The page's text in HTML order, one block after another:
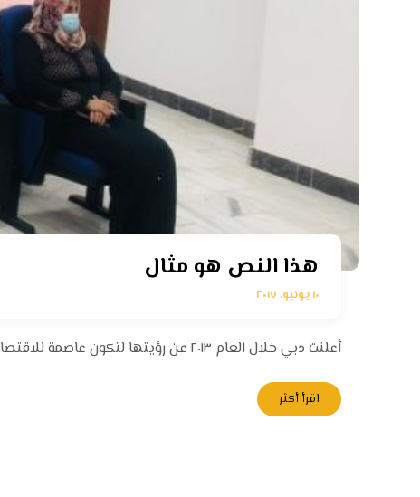
هذا النص هو مثال
١٠ يونيو، ٢٠١٧
أعلنت دبي خلال العام ٢٠١٣ عن رؤيتها لتكون عاصمة للاقتصاد الإسلامي. فالمبادئ الإسلامية تلعب دوراً أساسيا ً اليوم في بيئة ...
اقرأ أكثر